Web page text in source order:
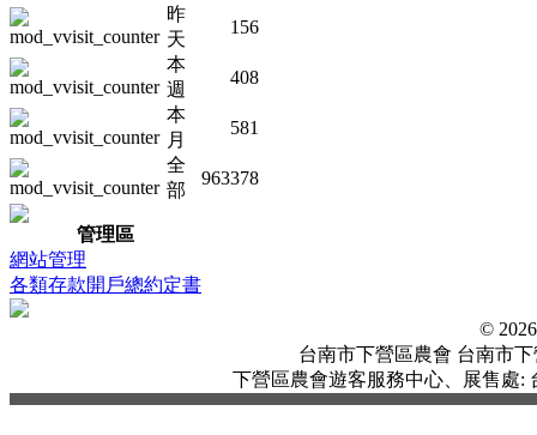
昨
天
156
本
週
408
本
月
581
全
部
963378
管理區
網站管理
各類存款開戶總約定書
©
台南市下營區農會 台南市下
下營區農會遊客服務中心、展售處: